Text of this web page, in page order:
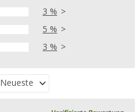
3 %
5 %
3 %
Neueste